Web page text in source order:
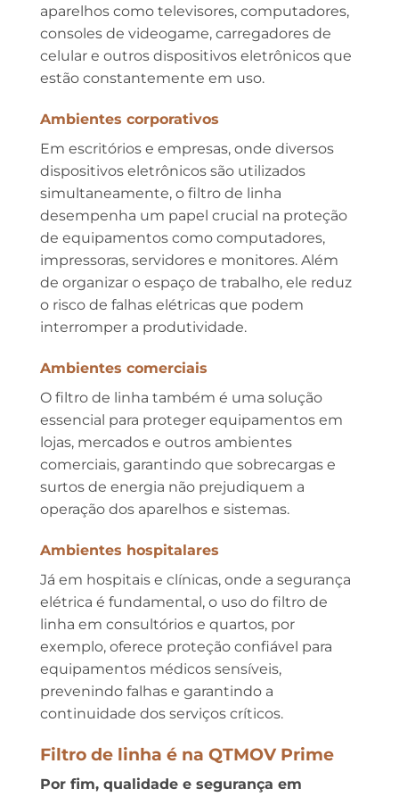
aparelhos como televisores, computadores,
consoles de videogame, carregadores de
celular e outros dispositivos eletrônicos que
estão constantemente em uso.
Ambientes corporativos
Em escritórios e empresas, onde diversos
dispositivos eletrônicos são utilizados
simultaneamente, o filtro de linha
desempenha um papel crucial na proteção
de equipamentos como computadores,
impressoras, servidores e monitores. Além
de organizar o espaço de trabalho, ele reduz
o risco de falhas elétricas que podem
interromper a produtividade.
Ambientes comerciais
O filtro de linha também é uma solução
essencial para proteger equipamentos em
lojas, mercados e outros ambientes
comerciais, garantindo que sobrecargas e
surtos de energia não prejudiquem a
operação dos aparelhos e sistemas.
Ambientes hospitalares
Já em hospitais e clínicas, onde a segurança
elétrica é fundamental, o uso do filtro de
linha em consultórios e quartos, por
exemplo, oferece proteção confiável para
equipamentos médicos sensíveis,
prevenindo falhas e garantindo a
continuidade dos serviços críticos.
Filtro de linha é na QTMOV Prime
Por fim, qualidade e segurança em